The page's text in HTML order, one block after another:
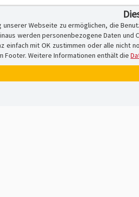
unserer Webseite zu ermöglichen, die
werden personenbezogene Daten
einfach mit OK zustimmen oder alle nicht
Footer. Weitere Informationen enthält die